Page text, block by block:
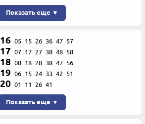
Показать еще ▼
16 05 15 26 36 47 57
17 07 17 27 38 48 58
18 08 18 28 38 47 56
19 06 15 24 33 42 51
20 01 11 26 41
Показать еще ▼